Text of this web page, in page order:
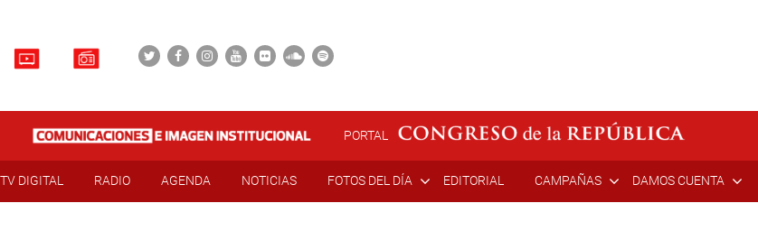
PORTAL
TV DIGITAL RADIO AGENDA NOTICIAS FOTOS DEL DÍA EDITORIAL CAMPAÑAS DAMOS CUENTA